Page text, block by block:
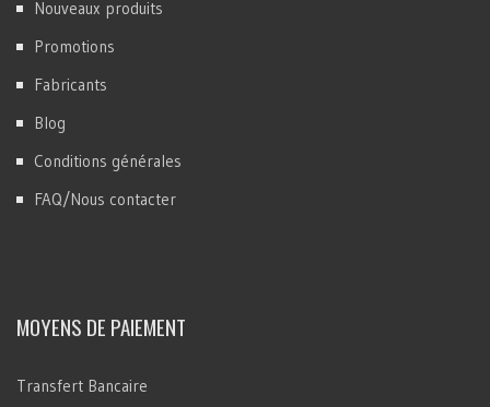
Nouveaux produits
Promotions
Fabricants
Blog
Conditions générales
FAQ/Nous contacter
MOYENS DE PAIEMENT
Transfert Bancaire